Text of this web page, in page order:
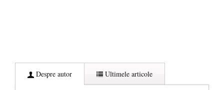
Despre autor Ultimele articole